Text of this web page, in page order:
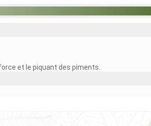
et le piquant des piments.